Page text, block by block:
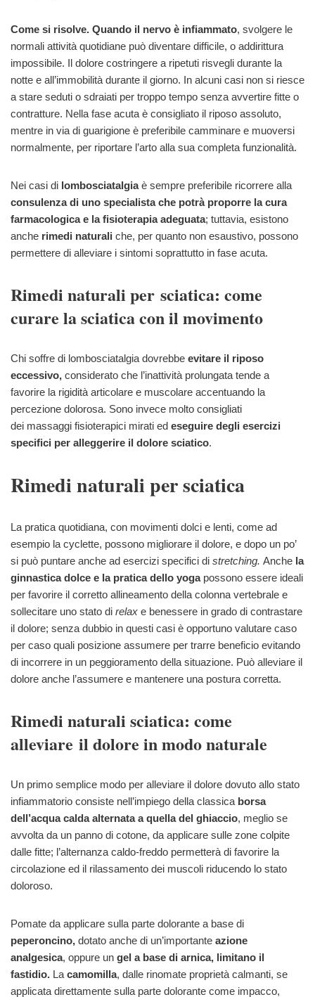
Come si risolve. Quando il nervo è infiammato, svolgere le
normali attività quotidiane può diventare difficile, o addirittura
impossibile. Il dolore costringere a ripetuti risvegli durante la
notte e all’immobilità durante il giorno. In alcuni casi non si riesce
a stare seduti o sdraiati per troppo tempo senza avvertire fitte o
contratture. Nella fase acuta è consigliato il riposo assoluto,
mentre in via di guarigione è preferibile camminare e muoversi
normalmente, per riportare l’arto alla sua completa funzionalità.
Nei casi di lombosciatalgiaè sempre preferibile ricorrere alla
consulenza di uno specialista che potrà proporre la cura
farmacologica e la fisioterapia adeguata; tuttavia, esistono
anche rimedi naturali che, per quanto non esaustivo, possono
permettere di alleviare i sintomi soprattutto in fase acuta.
Rimedi naturali per sciatica: come
curare la sciatica con il movimento
Chi soffre di lombosciatalgia dovrebbe evitare il riposo
eccessivo, considerato che l’inattività prolungata tende a
favorire la rigidità articolare e muscolare accentuando la
percezione dolorosa. Sono invece molto consigliati
dei massaggi fisioterapici mirati ed eseguire degli esercizi
specifici per alleggerire il dolore sciatico.
Rimedi naturali per sciatica
La pratica quotidiana, con movimenti dolci e lenti, come ad
esempio la cyclette, possono migliorare il dolore, e dopo un po’
si può puntare anche ad esercizi specifici di stretching. Anche la
ginnastica dolce e la pratica dello yogapossono essere ideali
per favorire il corretto allineamento della colonna vertebrale e
sollecitare uno stato di relax e benessere in grado di contrastare
il dolore; senza dubbio in questi casi è opportuno valutare caso
per caso quali posizione assumere per trarre beneficio evitando
di incorrere in un peggioramento della situazione. Può alleviare il
dolore anche l’assumere e mantenere una postura corretta.
Rimedi naturali sciatica: come
alleviare il dolore in modo naturale
Un primo semplice modo per alleviare il dolore dovuto allo stato
infiammatorio consiste nell’impiego della classica borsa
dell’acqua calda alternata a quella del ghiaccio, meglio se
avvolta da un panno di cotone, da applicare sulle zone colpite
dalle fitte; l’alternanza caldo-freddo permetterà di favorire la
circolazione ed il rilassamento dei muscoli riducendo lo stato
doloroso.
Pomate da applicare sulla parte dolorante a base di
peperoncino, dotato anche di un’importante azione
analgesica, oppure un gel a base di arnica, limitano il
fastidio. La camomilla, dalle rinomate proprietà calmanti, se
applicata direttamente sulla parte dolorante come impacco,